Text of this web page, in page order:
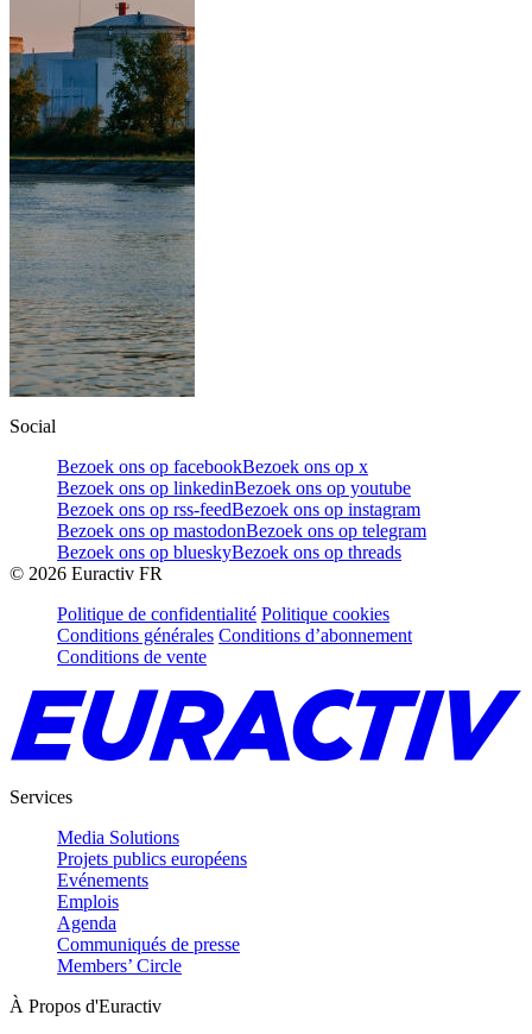
Social
Bezoek ons op facebookBezoek ons op x
Bezoek ons op linkedinBezoek ons op youtube
Bezoek ons op rss-feedBezoek ons op instagram
Bezoek ons op mastodonBezoek ons op telegram
Bezoek ons op blueskyBezoek ons op threads
© 2026 Euractiv FR
Politique de confidentialité Politique cookies
Conditions générales Conditions d’abonnement
Conditions de vente
Services
Media Solutions
Projets publics européens
Evénements
Emplois
Agenda
Communiqués de presse
Members’ Circle
À Propos d'Euractiv